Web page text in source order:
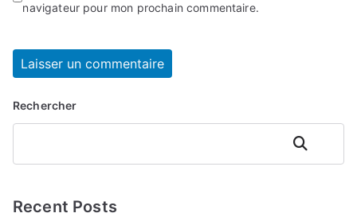
navigateur pour mon prochain commentaire.
Rechercher
Rechercher
Recent Posts